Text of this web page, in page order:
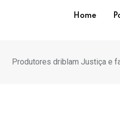
Home
Produtores driblam Justiça e